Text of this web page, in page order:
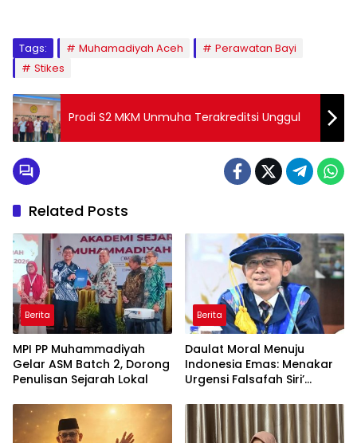
Tags: Muhamadiyah Aceh
Perawatan Bayi
Stikes
Prodi S2 MKM Unmuha Terakreditsi Unggul
Related Posts
Berita
MPI PP Muhammadiyah
Gelar ASM Batch 2, Dorong
Penulisan Sejarah Lokal
Berita
Daulat Moral Menuju
Indonesia Emas: Menakar
Urgensi Falsafah Siri’
Ancaman Kleptokrasi